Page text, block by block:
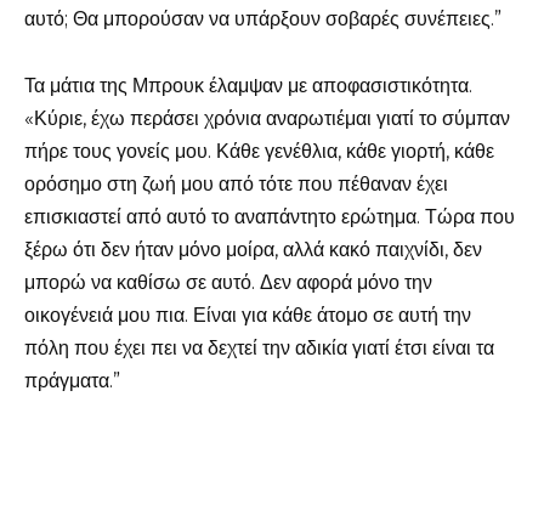
αυτό; Θα μπορούσαν να υπάρξουν σοβαρές συνέπειες.”
Τα μάτια της Μπρουκ έλαμψαν με αποφασιστικότητα.
«Κύριε, έχω περάσει χρόνια αναρωτιέμαι γιατί το σύμπαν
πήρε τους γονείς μου. Κάθε γενέθλια, κάθε γιορτή, κάθε
ορόσημο στη ζωή μου από τότε που πέθαναν έχει
επισκιαστεί από αυτό το αναπάντητο ερώτημα. Τώρα που
ξέρω ότι δεν ήταν μόνο μοίρα, αλλά κακό παιχνίδι, δεν
μπορώ να καθίσω σε αυτό. Δεν αφορά μόνο την
οικογένειά μου πια. Είναι για κάθε άτομο σε αυτή την
πόλη που έχει πει να δεχτεί την αδικία γιατί έτσι είναι τα
πράγματα.”